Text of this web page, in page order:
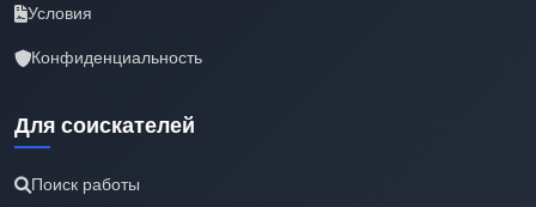
Условия
Конфиденциальность
Для соискателей
Поиск работы